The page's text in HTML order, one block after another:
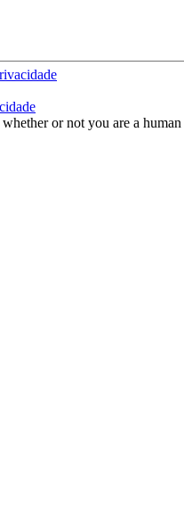
or not you are a